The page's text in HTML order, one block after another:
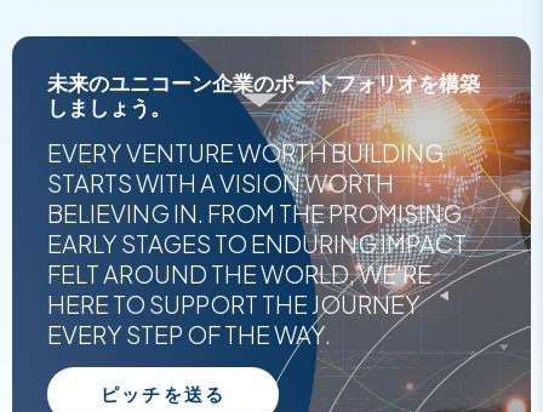
未来のユニコーン企業のポートフォリオを構築
しましょう。
EVERY VENTURE WORTH BUILDING
STARTS WITH A VISION WORTH
BELIEVING IN. FROM THE PROMISING
EARLY STAGES TO ENDURING IMPACT
FELT AROUND THE WORLD, WE'RE
HERE TO SUPPORT THE JOURNEY
EVERY STEP OF THE WAY.
ピッチを送る